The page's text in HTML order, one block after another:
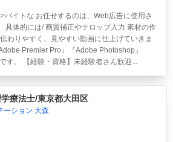
バイトな お任せするのは、Web広告に使用さ
具体的には/ 画質補正やテロップ入力 素材の作
わりやすく、見やすい動画に仕上げていきま
Premier Pro』『Adobe Photoshop』
す。 【経験・資格】未経験者さん歓迎...
療法士/東京都大田区
ーション 大森